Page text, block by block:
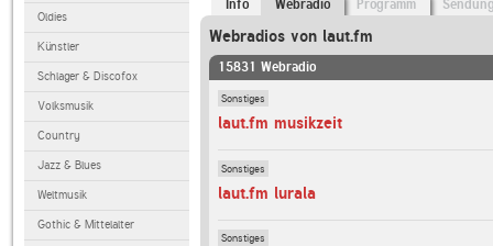
Oldies
Künstler
Schlager & Discofox
Volksmusik
Country
Jazz & Blues
Weltmusik
Gothic & Mittelalter
Info Webradio Programm
Webradios von laut.fm
15831 Webradio
Sonstiges
laut.fm musikzeit
Sonstiges
laut.fm lurala
Sonstiges